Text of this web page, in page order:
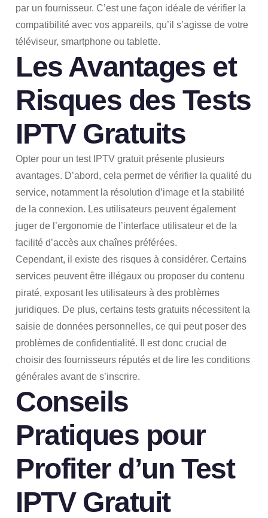
par un fournisseur. C’est une façon idéale de vérifier la
compatibilité avec vos appareils, qu’il s’agisse de votre
téléviseur, smartphone ou tablette.
Les Avantages et
Risques des Tests
IPTV Gratuits
Opter pour un test IPTV gratuit présente plusieurs
avantages. D’abord, cela permet de vérifier la qualité du
service, notamment la résolution d’image et la stabilité
de la connexion. Les utilisateurs peuvent également
juger de l’ergonomie de l’interface utilisateur et de la
facilité d’accès aux chaînes préférées.
Cependant, il existe des risques à considérer. Certains
services peuvent être illégaux ou proposer du contenu
piraté, exposant les utilisateurs à des problèmes
juridiques. De plus, certains tests gratuits nécessitent la
saisie de données personnelles, ce qui peut poser des
problèmes de confidentialité. Il est donc crucial de
choisir des fournisseurs réputés et de lire les conditions
générales avant de s’inscrire.
Conseils
Pratiques pour
Profiter d’un Test
IPTV Gratuit